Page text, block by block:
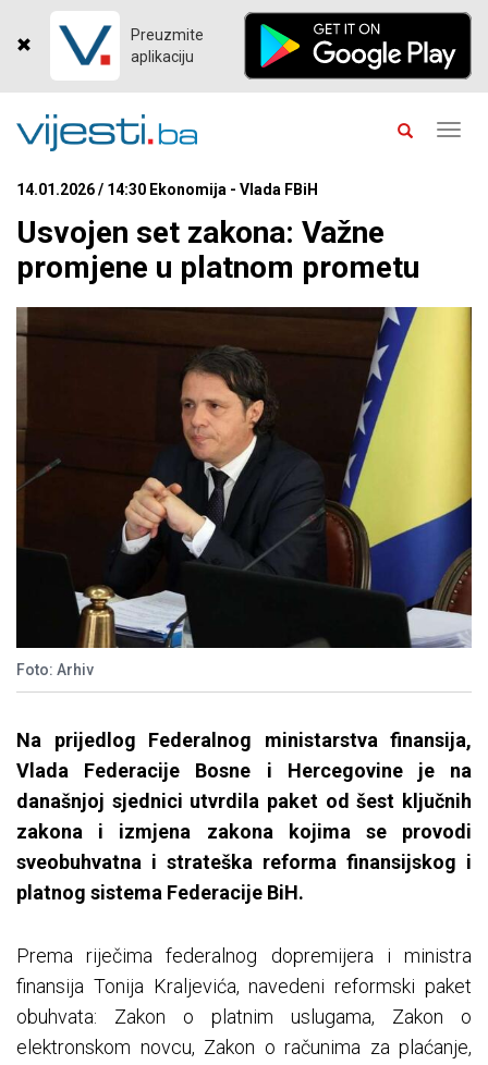
Preuzmite
aplikaciju
14.01.2026 / 14:30 Ekonomija - Vlada FBiH
Usvojen set zakona: Važne
promjene u platnom prometu
Foto: Arhiv
Na prijedlog Federalnog ministarstva finansija,
Vlada Federacije Bosne i Hercegovine je na
današnjoj sjednici utvrdila paket od šest ključnih
zakona i izmjena zakona kojima se provodi
sveobuhvatna i strateška reforma finansijskog i
platnog sistema Federacije BiH.
Prema riječima federalnog dopremijera i ministra
finansija Tonija Kraljevića, navedeni reformski paket
obuhvata: Zakon o platnim uslugama, Zakon o
elektronskom novcu, Zakon o računima za plaćanje,